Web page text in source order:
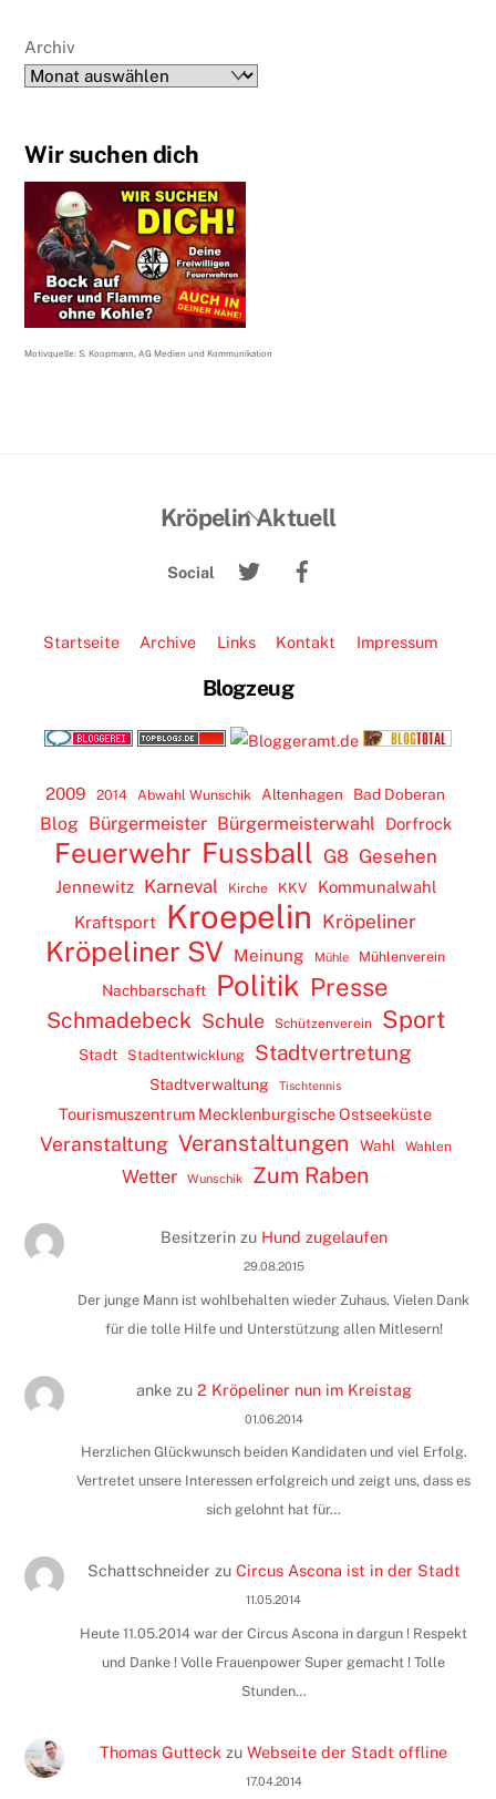
Archiv
Wir suchen dich
Motivquelle: S. Koopmann, AG Medien und Kommunikation
Back
Top
Kröpelin Aktuell
Social
Twitter
Startseite Archive Links Kontakt Impressum
Blogzeug
2009 2014 Abwahl Wunschik Altenhagen Bad Doberan
Blog Bürgermeister Bürgermeisterwahl Dorfrock
Feuerwehr Fussball G8 Gesehen
Jennewitz Karneval Kirche KKV
Kommunalwahl
Kraftsport
Kroepelin Kröpeliner
Kröpeliner SV Meinung Mühle Mühlenverein
Nachbarschaft Politik Presse
Schmadebeck Schule Schützenverein Sport
Stadt Stadtentwicklung Stadtvertretung
Stadtverwaltung Tischtennis
Tourismuszentrum Mecklenburgische Ostseeküste
Veranstaltung Veranstaltungen Wahl Wahlen
Wetter Wunschik Zum Raben
Besitzerinzu Hund zugelaufen
29.08.2015
Der junge Mann ist wohlbehalten wieder Zuhaus. Vielen Dank
für die tolle Hilfe und Unterstützung allen Mitlesern!
ankezu 2 Kröpeliner nun im Kreistag
01.06.2014
Herzlichen Glückwunsch beiden Kandidaten und viel Erfolg.
Vertretet unsere Interessen erfolgreich und zeigt uns, dass es
sich gelohnt hat für…
Schattschneider zu Circus Ascona ist in der Stadt
11.05.2014
Heute 11.05.2014 war der Circus Ascona in dargun ! Respekt
und Danke ! Volle Frauenpower Super gemacht ! Tolle
Stunden…
Thomas Gutteck zuWebseite der Stadt offline
17.04.2014